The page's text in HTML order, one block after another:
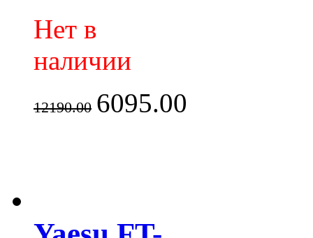
Нет в
наличии
12190.00 6095.00